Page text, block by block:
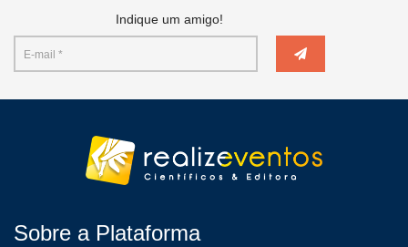
Indique um amigo!
Sobre a Plataforma